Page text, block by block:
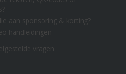
aan sponsoring & korting?
handleidingen
vragen